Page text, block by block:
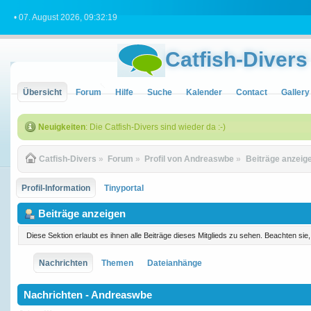
• 07. August 2026, 09:32:19
Catfish-Divers
Übersicht Forum Hilfe Suche Kalender Contact Gallery
Neuigkeiten: Die Catfish-Divers sind wieder da :-)
Catfish-Divers » Forum » Profil von Andreaswbe » Beiträge
Profil-Information Tinyportal
Beiträge anzeigen
Diese Sektion erlaubt es ihnen alle Beiträge dieses Mitglieds zu sehen. Beachten
Nachrichten Themen Dateianhänge
Nachrichten - Andreaswbe